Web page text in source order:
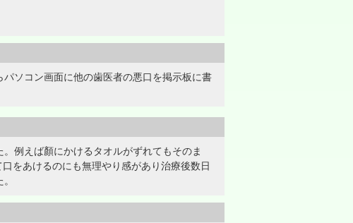
ソコン画面に他の歯医者の悪口を掲示板に書
例えば顏にかけるタオルがずれてもそのま
をあけるのにも無理やり感があり治療後数日